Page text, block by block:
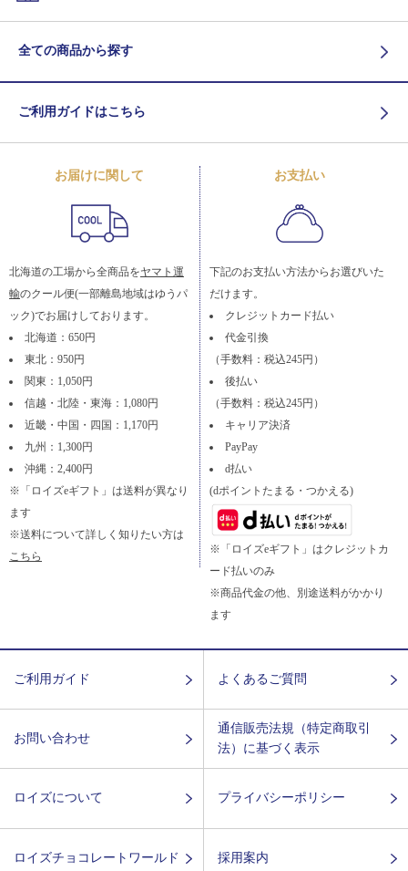
全ての商品から探す
ご利用ガイドはこちら
お届けに関して
北海道の工場から全商品をヤマト運
輸のクール便(一部離島地域はゆうパ
ック)でお届けしております。
北海道：650円
東北：950円
関東：1,050円
信越・北陸・東海：1,080円
近畿・中国・四国：1,170円
九州：1,300円
沖縄：2,400円
※「ロイズeギフト」は送料が異なり
ます
※送料について詳しく知りたい方は
こちら
お支払い
下記のお支払い方法からお選びいた
だけます。
クレジットカード払い
代金引換
（手数料：税込245円）
後払い
（手数料：税込245円）
キャリア決済
PayPay
d払い
(dポイントたまる・つかえる)
※「ロイズeギフト」はクレジットカ
ード払いのみ
※商品代金の他、別途送料がかかり
ます
ご利用ガイド よくあるご質問
お問い合わせ
通信販売法規（特定商取引
法）に基づく表示
ロイズについて プライバシーポリシー
ロイズチョコレートワールド 採用案内